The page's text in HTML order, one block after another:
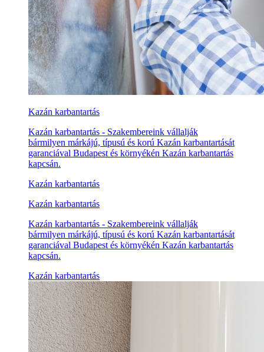
Kazán karbantartás
Kazán karbantartás - Szakembereink vállalják
bármilyen márkájú, típusú és korú Kazán karbantartását
garanciával Budapest és környékén Kazán karbantartás
kapcsán.
Kazán karbantartás
Kazán karbantartás
Kazán karbantartás - Szakembereink vállalják
bármilyen márkájú, típusú és korú Kazán karbantartását
garanciával Budapest és környékén Kazán karbantartás
kapcsán.
Kazán karbantartás